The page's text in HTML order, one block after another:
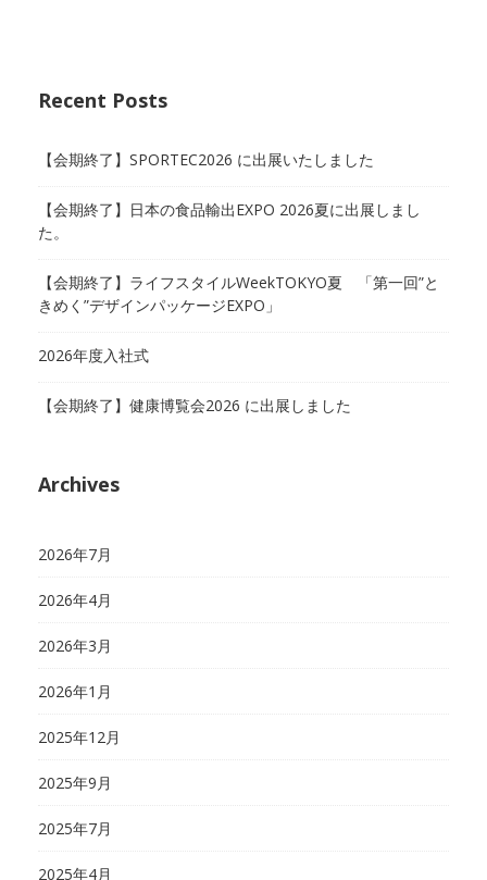
Recent Posts
【会期終了】SPORTEC2026 に出展いたしました
【会期終了】日本の食品輸出EXPO 2026夏に出展しまし
た。
【会期終了】ライフスタイルWeekTOKYO夏 「第一回”と
きめく”デザインパッケージEXPO」
2026年度入社式
【会期終了】健康博覧会2026 に出展しました
Archives
2026年7月
2026年4月
2026年3月
2026年1月
2025年12月
2025年9月
2025年7月
2025年4月